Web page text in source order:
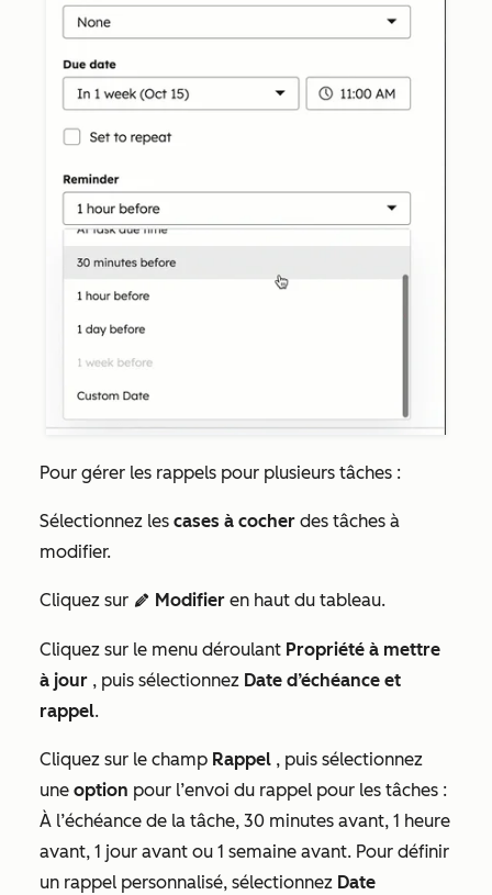
Pour gérer les rappels pour plusieurs tâches :
Sélectionnez les cases à cocher des tâches à
modifier.
Cliquez sur edit Modifier en haut du tableau.
Cliquez sur le menu déroulant Propriété à mettre
à jour , puis sélectionnez Date d’échéance et
rappel.
Cliquez sur le champ Rappel , puis sélectionnez
une option pour l’envoi du rappel pour les tâches :
À l’échéance de la tâche, 30 minutes avant, 1 heure
avant, 1 jour avant ou 1 semaine avant. Pour définir
un rappel personnalisé, sélectionnez Date